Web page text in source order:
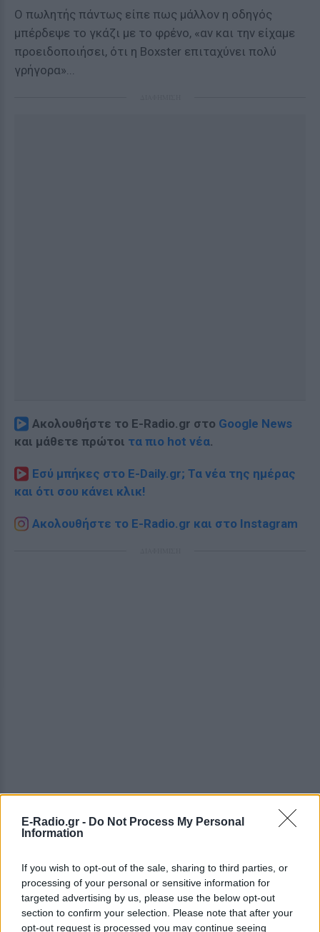
E-Radio.gr - Do Not Process My Personal
Information
If you wish to opt-out of the sale, sharing to third parties, or
processing of your personal or sensitive information for
targeted advertising by us, please use the below opt-out
section to confirm your selection. Please note that after your
opt-out request is processed you may continue seeing
Ο πωλητής πάντως είπε πως μάλλον η οδηγός
μπέρδεψε το γκάζι με το φρένο, «αν και την είχαμε
προειδοποιήσει, ότι η Boxster επιταχύνει πολύ
γρήγορα»...
Ακολουθήστε το E-Radio.gr στο Google News
και μάθετε πρώτοι τα πιο hot νέα.
Εσύ μπήκες στο E-Daily.gr; Τα νέα της ημέρας
και ότι σου κάνει κλικ!
Ακολουθήστε το E-Radio.gr και στο Instagram
ΔΕΙΤΕ ΕΠΙΣΗΣ